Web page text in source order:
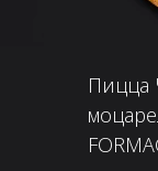
Пицца